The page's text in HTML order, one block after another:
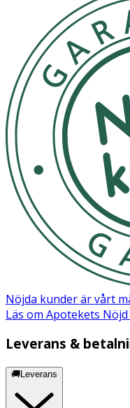
COCOYL
ACRYLATES/C10-30
SODIUM BENZOATE,
ACETATE, SODIUM
FLOWER EXTRACT,
ISOMETHYL IONONE,
Nöjda kunder är vårt
Läs om Apotekets
Leverans &
🚚Leverans